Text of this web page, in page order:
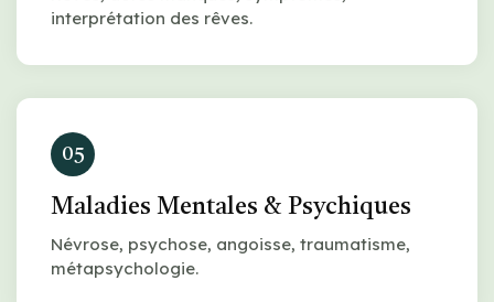
interprétation des rêves.
05
Maladies Mentales & Psychiques
Névrose, psychose, angoisse, traumatisme,
métapsychologie.